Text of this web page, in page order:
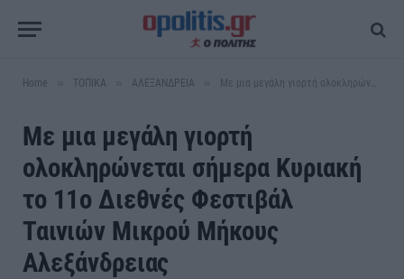
Home ΤΟΠΙΚΑ ΑΛΕΞΑΝΔΡΕΙΑ Με μια μεγάλη γιορτή ολοκληρώνεται σήμερα Κυριακή το 11ο Διεθνές Φεστιβάλ Ταινιών Μικρού Μήκους Αλεξάνδρειας
Με μια μεγάλη γιορτή
ολοκληρώνεται σήμερα Κυριακή
το 11ο Διεθνές Φεστιβάλ
Ταινιών Μικρού Μήκους
Αλεξάνδρειας